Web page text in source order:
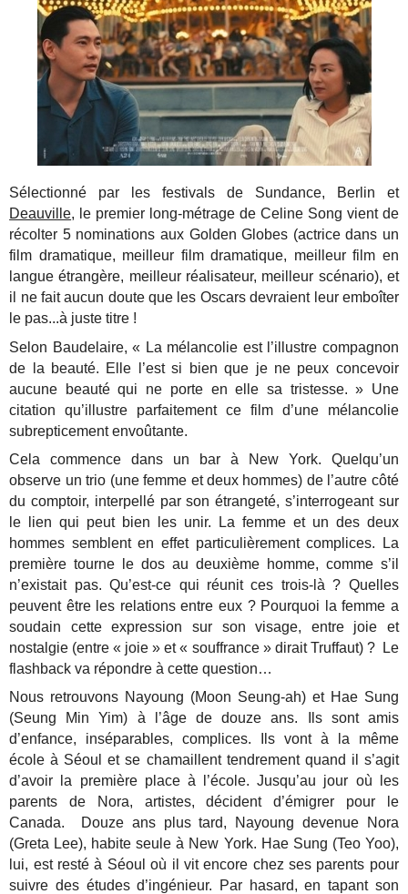
Sélectionné par les festivals de Sundance, Berlin et
Deauville, le premier long-métrage de Celine Song vient de
récolter 5 nominations aux Golden Globes (actrice dans un
film dramatique, meilleur film dramatique, meilleur film en
langue étrangère, meilleur réalisateur, meilleur scénario), et
il ne fait aucun doute que les Oscars devraient leur emboîter
le pas...à juste titre !
Selon Baudelaire, « La mélancolie est l’illustre compagnon
de la beauté. Elle l’est si bien que je ne peux concevoir
aucune beauté qui ne porte en elle sa tristesse. » Une
citation qu’illustre parfaitement ce film d’une mélancolie
subrepticement envoûtante.
Cela commence dans un bar à New York. Quelqu’un
observe un trio (une femme et deux hommes) de l’autre côté
du comptoir, interpellé par son étrangeté, s’interrogeant sur
le lien qui peut bien les unir. La femme et un des deux
hommes semblent en effet particulièrement complices. La
première tourne le dos au deuxième homme, comme s’il
n’existait pas. Qu’est-ce qui réunit ces trois-là ? Quelles
peuvent être les relations entre eux ? Pourquoi la femme a
soudain cette expression sur son visage, entre joie et
nostalgie (entre « joie » et « souffrance » dirait Truffaut) ? Le
flashback va répondre à cette question…
Nous retrouvons Nayoung (Moon Seung-ah) et Hae Sung
(Seung Min Yim) à l’âge de douze ans. Ils sont amis
d’enfance, inséparables, complices. Ils vont à la même
école à Séoul et se chamaillent tendrement quand il s’agit
d’avoir la première place à l’école. Jusqu’au jour où les
parents de Nora, artistes, décident d’émigrer pour le
Canada. Douze ans plus tard, Nayoung devenue Nora
(Greta Lee), habite seule à New York. Hae Sung (Teo Yoo),
lui, est resté à Séoul où il vit encore chez ses parents pour
suivre des études d’ingénieur. Par hasard, en tapant son